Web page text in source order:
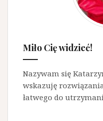
Miło Cię widzieć!
Nazywam się
wskazuję
łatwego do